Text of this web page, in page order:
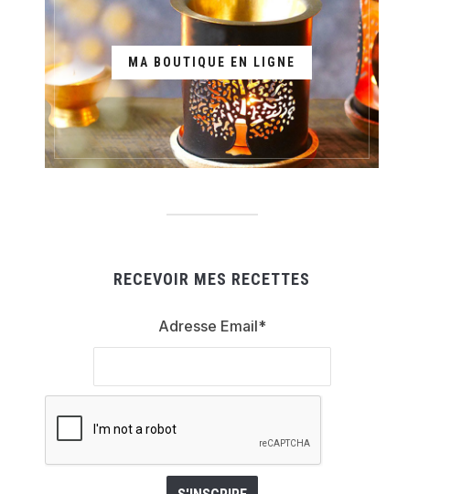
MA BOUTIQUE EN LIGNE
RECEVOIR MES RECETTES
Adresse Email*